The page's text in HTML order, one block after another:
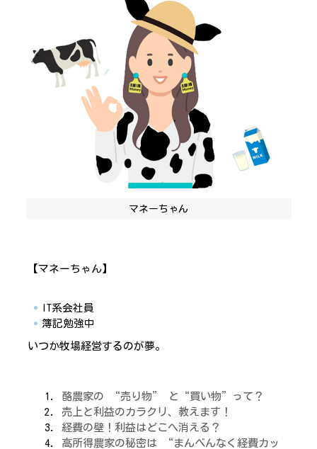
マネーちゃん
【マネーちゃん】
IT系会社員
簿記勉強中
いつか牧場経営するのが夢。
酪農家の “売り物” と“買い物”って？
売上と利益のカラクリ、教えます！
経費の壁！利益はどこへ消える？
高所得農家の秘密は “まんべんなく経費カッ